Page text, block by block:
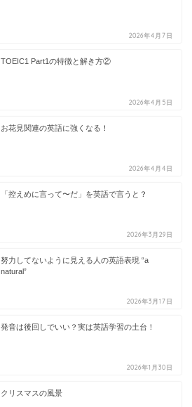
2026年4月7日
TOEIC1 Part1の特徴と解き方②
2026年4月5日
お花見関連の英語に強くなる！
2026年4月4日
「控えめに言って〜だ」を英語で言うと？
2026年3月29日
努力してないように見える人の英語表現 “a
natural”
2026年3月17日
発音は後回しでいい？実は英語学習の土台！
2026年1月30日
クリスマスの風景